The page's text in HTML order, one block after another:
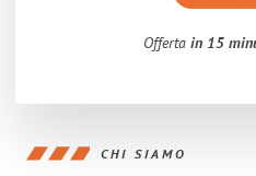
Offerta in 15
CHI SIAMO